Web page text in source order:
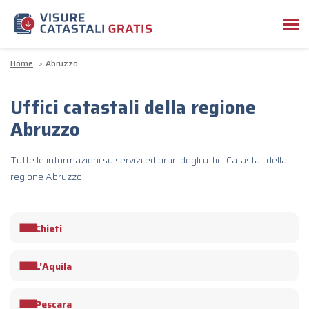
Home Abruzzo
Uffici catastali della regione
Abruzzo
Tutte le informazioni su servizi ed orari degli uffici Catastali della
regione Abruzzo
Chieti
L'Aquila
Pescara